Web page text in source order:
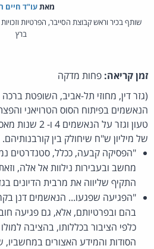
מאת‏עו"ד חיים
שותף בכיר וראש קבוצת הסייבר, הפרטיות
ברץ
זמן קריאה: פחות מדקה
(גזר דין, מחוזי תל-אביב, השופטת
הנאשמים בפיתוח הסוס הטרויאני
טעון וגזר על
של מיליון ש"ח שיחולק בין
"הפסיקה קבעה, ככלל, סטנדרטים
מחשב ובעבירות נילוות אל אלה,
התקיף שליווה את מרבית הדיונים
"הפגיעה שפגעו... הנאשמים דנן
בהם ובפרטיותם, אלא, גם פגיעה
כלפי הציבור בכללותו, בהציבה
הסודות והמידע האצורים במחשביו,